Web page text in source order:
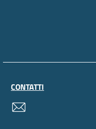
CONTATTI